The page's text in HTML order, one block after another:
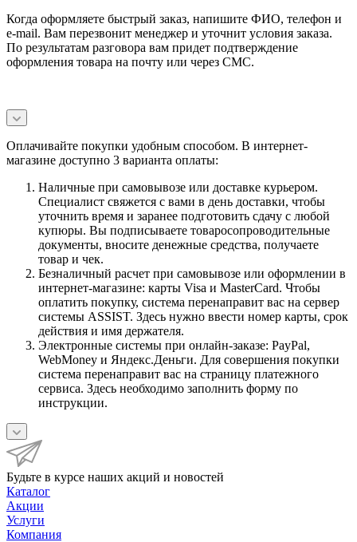
Когда оформляете быстрый заказ, напишите ФИО, телефон и
e-mail. Вам перезвонит менеджер и уточнит условия заказа.
По результатам разговора вам придет подтверждение
оформления товара на почту или через СМС.
Оплачивайте покупки удобным способом. В интернет-
магазине доступно 3 варианта оплаты:
Наличные при самовывозе или доставке курьером.
Специалист свяжется с вами в день доставки, чтобы
уточнить время и заранее подготовить сдачу с любой
купюры. Вы подписываете товаросопроводительные
документы, вносите денежные средства, получаете
товар и чек.
Безналичный расчет при самовывозе или оформлении в
интернет-магазине: карты Visa и MasterCard. Чтобы
оплатить покупку, система перенаправит вас на сервер
системы ASSIST. Здесь нужно ввести номер карты, срок
действия и имя держателя.
Электронные системы при онлайн-заказе: PayPal,
WebMoney и Яндекс.Деньги. Для совершения покупки
система перенаправит вас на страницу платежного
сервиса. Здесь необходимо заполнить форму по
инструкции.
Будьте в курсе наших акций и новостей
Каталог
Акции
Услуги
Компания